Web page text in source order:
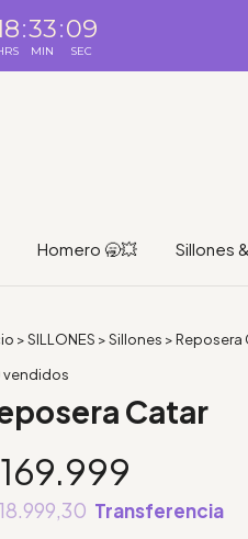
:33
MIN
:08
SEC
Homero 🥱💥 Sillones
>SILLONES >Sillones >Reposera
vendidos
Catar
Transferencia